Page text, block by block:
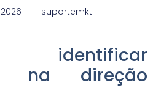
suportemkt
na direção